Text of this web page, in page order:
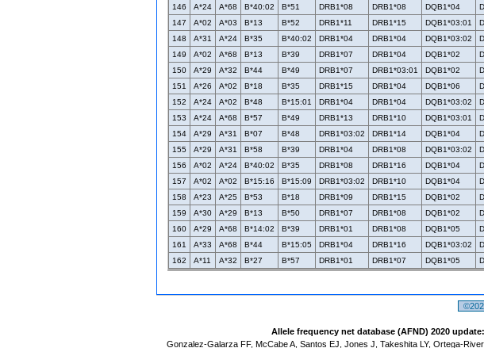
146
A*24 A*68 B*40:02 B*51 DRB1*08 DRB1*08 DQB1*04
147
A*02 A*03 B*13 B*52 DRB1*11 DRB1*15 DQB1*03:01
148
A*31 A*24 B*35 B*40:02 DRB1*04 DRB1*04 DQB1*03:02
149
A*02 A*68 B*13 B*39 DRB1*07 DRB1*04 DQB1*02
150
A*29 A*32 B*44 B*49 DRB1*07 DRB1*03:01 DQB1*02
151
A*26 A*02 B*18 B*35 DRB1*15 DRB1*04 DQB1*06
152
A*24 A*02 B*48 B*15:01 DRB1*04 DRB1*04 DQB1*03:02
153
A*24 A*68 B*57 B*49 DRB1*13 DRB1*10 DQB1*03:01
154
A*29 A*31 B*07 B*48 DRB1*03:02 DRB1*14 DQB1*04
155
A*29 A*31 B*58 B*39 DRB1*04 DRB1*08 DQB1*03:02
156
A*02 A*24 B*40:02 B*35 DRB1*08 DRB1*16 DQB1*04
157
A*02 A*02 B*15:16 B*15:09 DRB1*03:02 DRB1*10 DQB1*04
158
A*23 A*25 B*53 B*18 DRB1*09 DRB1*15 DQB1*02
159
A*30 A*29 B*13 B*50 DRB1*07 DRB1*08 DQB1*02
160
A*29 A*68 B*14:02 B*39 DRB1*01 DRB1*08 DQB1*05
161
A*33 A*68 B*44 B*15:05 DRB1*04 DRB1*16 DQB1*03:02
162
A*11 A*32 B*27 B*57 DRB1*01 DRB1*07 DQB1*05
Allele frequency net database (AFND) 2020 update:
Gonzalez-Galarza FF, McCabe A, Santos EJ, Jones J, Takeshita LY, Ortega-